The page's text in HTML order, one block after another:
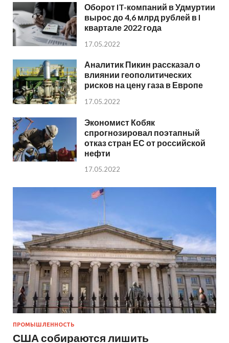
Оборот IT-компаний в Удмуртии
вырос до 4,6 млрд рублей в I
квартале 2022 года
17.05.2022
Аналитик Пикин рассказал о
влиянии геополитических
рисков на цену газа в Европе
17.05.2022
Экономист Кобяк
спрогнозировал поэтапный
отказ стран ЕС от российской
нефти
17.05.2022
ПРОМЫШЛЕННОСТЬ
США собираются лишить